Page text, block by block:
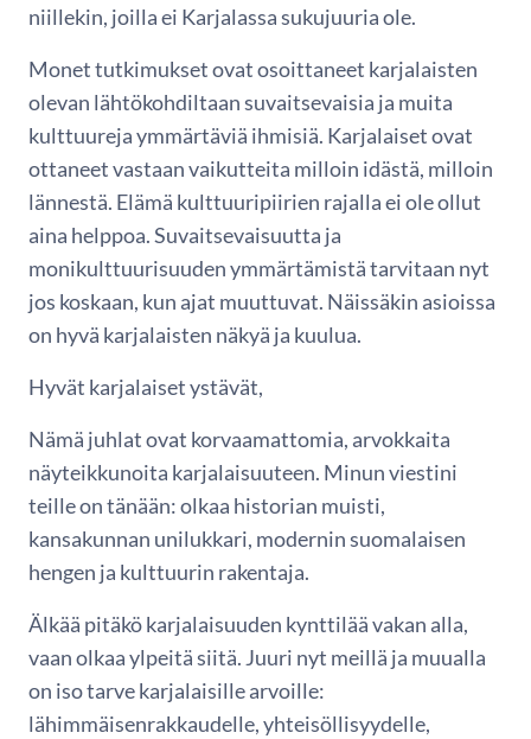
niillekin, joilla ei Karjalassa sukujuuria ole.
Monet tutkimukset ovat osoittaneet karjalaisten
olevan lähtökohdiltaan suvaitsevaisia ja muita
kulttuureja ymmärtäviä ihmisiä. Karjalaiset ovat
ottaneet vastaan vaikutteita milloin idästä, milloin
lännestä. Elämä kulttuuripiirien rajalla ei ole ollut
aina helppoa. Suvaitsevaisuutta ja
monikulttuurisuuden ymmärtämistä tarvitaan nyt
jos koskaan, kun ajat muuttuvat. Näissäkin asioissa
on hyvä karjalaisten näkyä ja kuulua.
Hyvät karjalaiset ystävät,
Nämä juhlat ovat korvaamattomia, arvokkaita
näyteikkunoita karjalaisuuteen. Minun viestini
teille on tänään: olkaa historian muisti,
kansakunnan unilukkari, modernin suomalaisen
hengen ja kulttuurin rakentaja.
Älkää pitäkö karjalaisuuden kynttilää vakan alla,
vaan olkaa ylpeitä siitä. Juuri nyt meillä ja muualla
on iso tarve karjalaisille arvoille:
lähimmäisenrakkaudelle, yhteisöllisyydelle,